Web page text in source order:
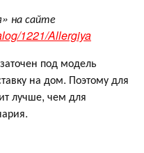
на сайте
1221/Allergiya
под модель
на дом. Поэтому для
лучше, чем для